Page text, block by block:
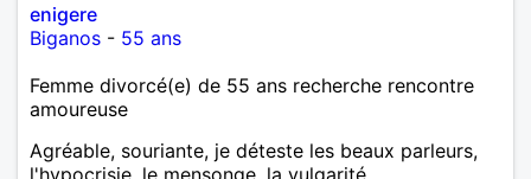
enigere
Biganos - 55 ans
Femme divorcé(e) de 55 ans recherche rencontre
amoureuse
Agréable, souriante, je déteste les beaux parleurs,
l'hypocrisie, le mensonge, la vulgarité.